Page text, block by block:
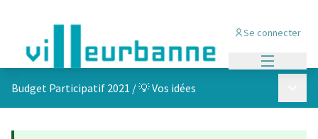
Se connecter
Budget Participatif 2021 /💡 Vos idées